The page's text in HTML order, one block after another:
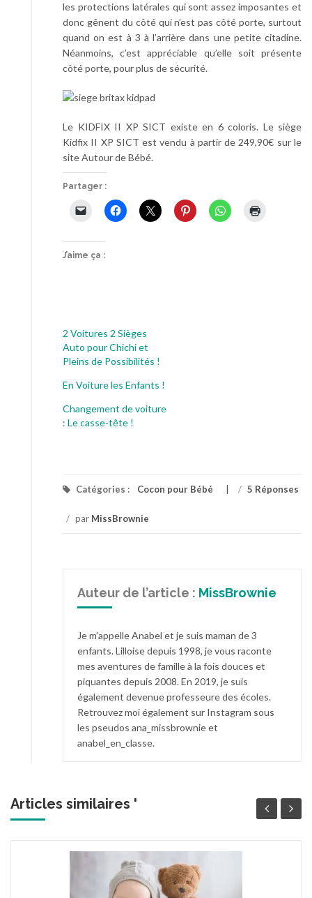
les protections latérales qui sont assez imposantes et
donc gênent du côté qui n’est pas côté porte, surtout
quand on est à 3 à l’arrière dans une petite citadine.
Néanmoins, c’est appréciable qu’elle soit présente
côté porte, pour plus de sécurité.
Le KIDFIX II XP SICT existe en 6 coloris. Le siège
Kidfix II XP SICT est vendu à partir de 249,90€ sur le
site Autour de Bébé.
Partager :
J’aime ça :
2 Voitures 2 Sièges
Auto pour Chichi et
Pleins de Possibilités !
En Voiture les Enfants !
Changement de voiture
: Le casse-tête !
Catégories : Cocon pour Bébé / 5 Réponses
/ par MissBrownie
Auteur de l’article : MissBrownie
Je m'appelle Anabel et je suis maman de 3
enfants. Lilloise depuis 1998, je vous raconte
mes aventures de famille à la fois douces et
piquantes depuis 2008. En 2019, je suis
également devenue professeure des écoles.
Retrouvez moi également sur Instagram sous
les pseudos ana_missbrownie et
anabel_en_classe.
Articles similaires '